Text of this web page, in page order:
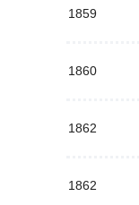
1859
1860
1862
1862